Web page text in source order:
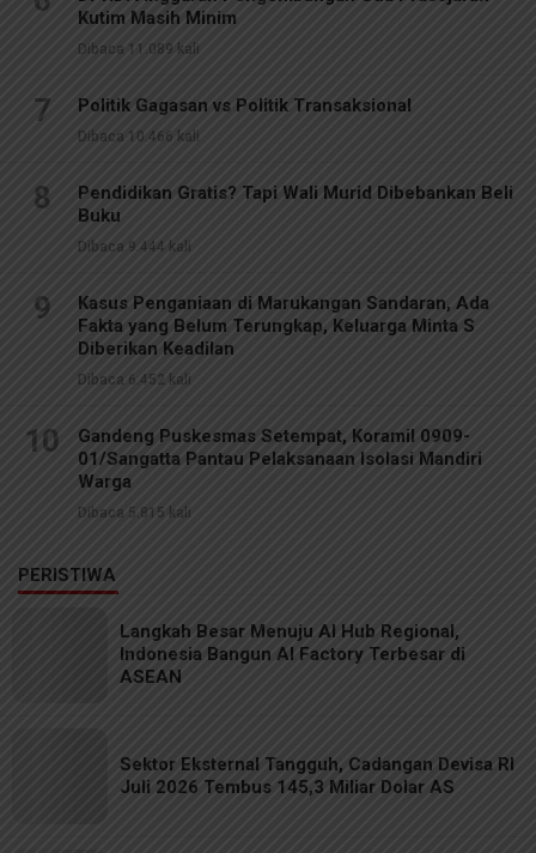
Kutim Masih Minim
Dibaca 11.089 kali
7 Politik Gagasan vs Politik Transaksional
Dibaca 10.466 kali
8
Pendidikan Gratis? Tapi Wali Murid Dibebankan Beli
Buku
Dibaca 9.444 kali
9
Kasus Penganiaan di Marukangan Sandaran, Ada
Fakta yang Belum Terungkap, Keluarga Minta S
Diberikan Keadilan
Dibaca 6.452 kali
10
Gandeng Puskesmas Setempat, Koramil 0909-
01/Sangatta Pantau Pelaksanaan Isolasi Mandiri
Warga
Dibaca 5.815 kali
PERISTIWA
Langkah Besar Menuju AI Hub Regional,
Indonesia Bangun AI Factory Terbesar di
ASEAN
Sektor Eksternal Tangguh, Cadangan Devisa RI
Juli 2026 Tembus 145,3 Miliar Dolar AS